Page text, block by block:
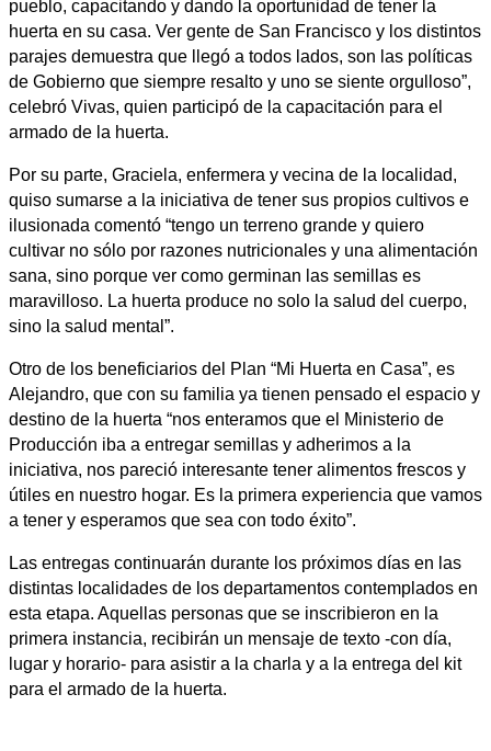
pueblo, capacitando y dando la oportunidad de tener la
huerta en su casa. Ver gente de San Francisco y los distintos
parajes demuestra que llegó a todos lados, son las políticas
de Gobierno que siempre resalto y uno se siente orgulloso”,
celebró Vivas, quien participó de la capacitación para el
armado de la huerta.
Por su parte, Graciela, enfermera y vecina de la localidad,
quiso sumarse a la iniciativa de tener sus propios cultivos e
ilusionada comentó “tengo un terreno grande y quiero
cultivar no sólo por razones nutricionales y una alimentación
sana, sino porque ver como germinan las semillas es
maravilloso. La huerta produce no solo la salud del cuerpo,
sino la salud mental”.
Otro de los beneficiarios del Plan “Mi Huerta en Casa”, es
Alejandro, que con su familia ya tienen pensado el espacio y
destino de la huerta “nos enteramos que el Ministerio de
Producción iba a entregar semillas y adherimos a la
iniciativa, nos pareció interesante tener alimentos frescos y
útiles en nuestro hogar. Es la primera experiencia que vamos
a tener y esperamos que sea con todo éxito”.
Las entregas continuarán durante los próximos días en las
distintas localidades de los departamentos contemplados en
esta etapa. Aquellas personas que se inscribieron en la
primera instancia, recibirán un mensaje de texto -con día,
lugar y horario- para asistir a la charla y a la entrega del kit
para el armado de la huerta.